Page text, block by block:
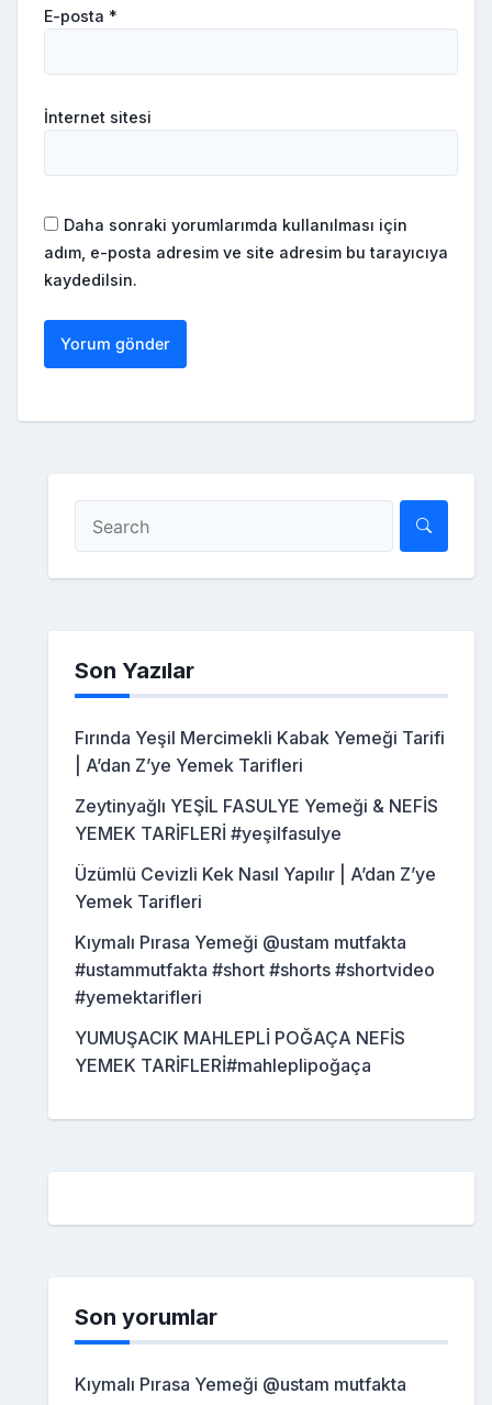
E-posta *
İnternet sitesi
Daha sonraki yorumlarımda kullanılması için
adım, e-posta adresim ve site adresim bu tarayıcıya
kaydedilsin.
Son Yazılar
Fırında Yeşil Mercimekli Kabak Yemeği Tarifi
| A’dan Z’ye Yemek Tarifleri
Zeytinyağlı YEŞİL FASULYE Yemeği & NEFİS
YEMEK TARİFLERİ #yeşilfasulye
Üzümlü Cevizli Kek Nasıl Yapılır | A’dan Z’ye
Yemek Tarifleri
Kıymalı Pırasa Yemeği @ustam mutfakta
#ustammutfakta #short #shorts #shortvideo
#yemektarifleri
YUMUŞACIK MAHLEPLİ POĞAÇA NEFİS
YEMEK TARİFLERİ#mahleplipoğaça
Son yorumlar
Kıymalı Pırasa Yemeği @ustam mutfakta